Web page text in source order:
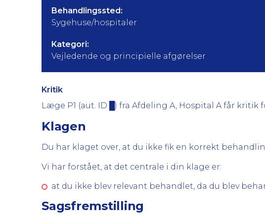
Behandlingssted:
Sygehuse/hospitaler
Kategori:
Vejledende og principielle afgørelser
Kritik
Læge P1 (aut. ID █) fra Afdeling A, Hospital A får
Klagen
Du har klaget over, at du ikke fik en korrekt
Vi har forstået, at det centrale i din klage er:
at du ikke blev relevant behandlet, da du blev
Sagsfremstilling